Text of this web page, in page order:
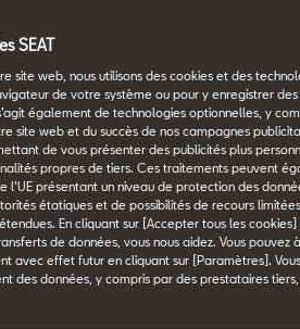
SEAT
site web, nous utilisons des cookies et des
de votre système ou pour y enregistrer
également de technologies optionnelles, y
site web et du succès de nos campagnes
de vous présenter des publicités plus
propres de tiers. Ces traitements peuvent
l’UE présentant un niveau de protection des
étatiques et de possibilités de recours
En cliquant sur [Accepter tous les
de données, vous nous aidez. Vous pouvez
avec effet futur en cliquant sur [Paramètres].
des données, y compris par des prestataires